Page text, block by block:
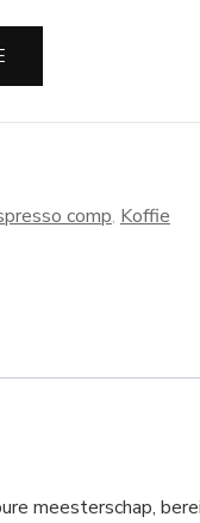
comp, Koffie
meesterschap,